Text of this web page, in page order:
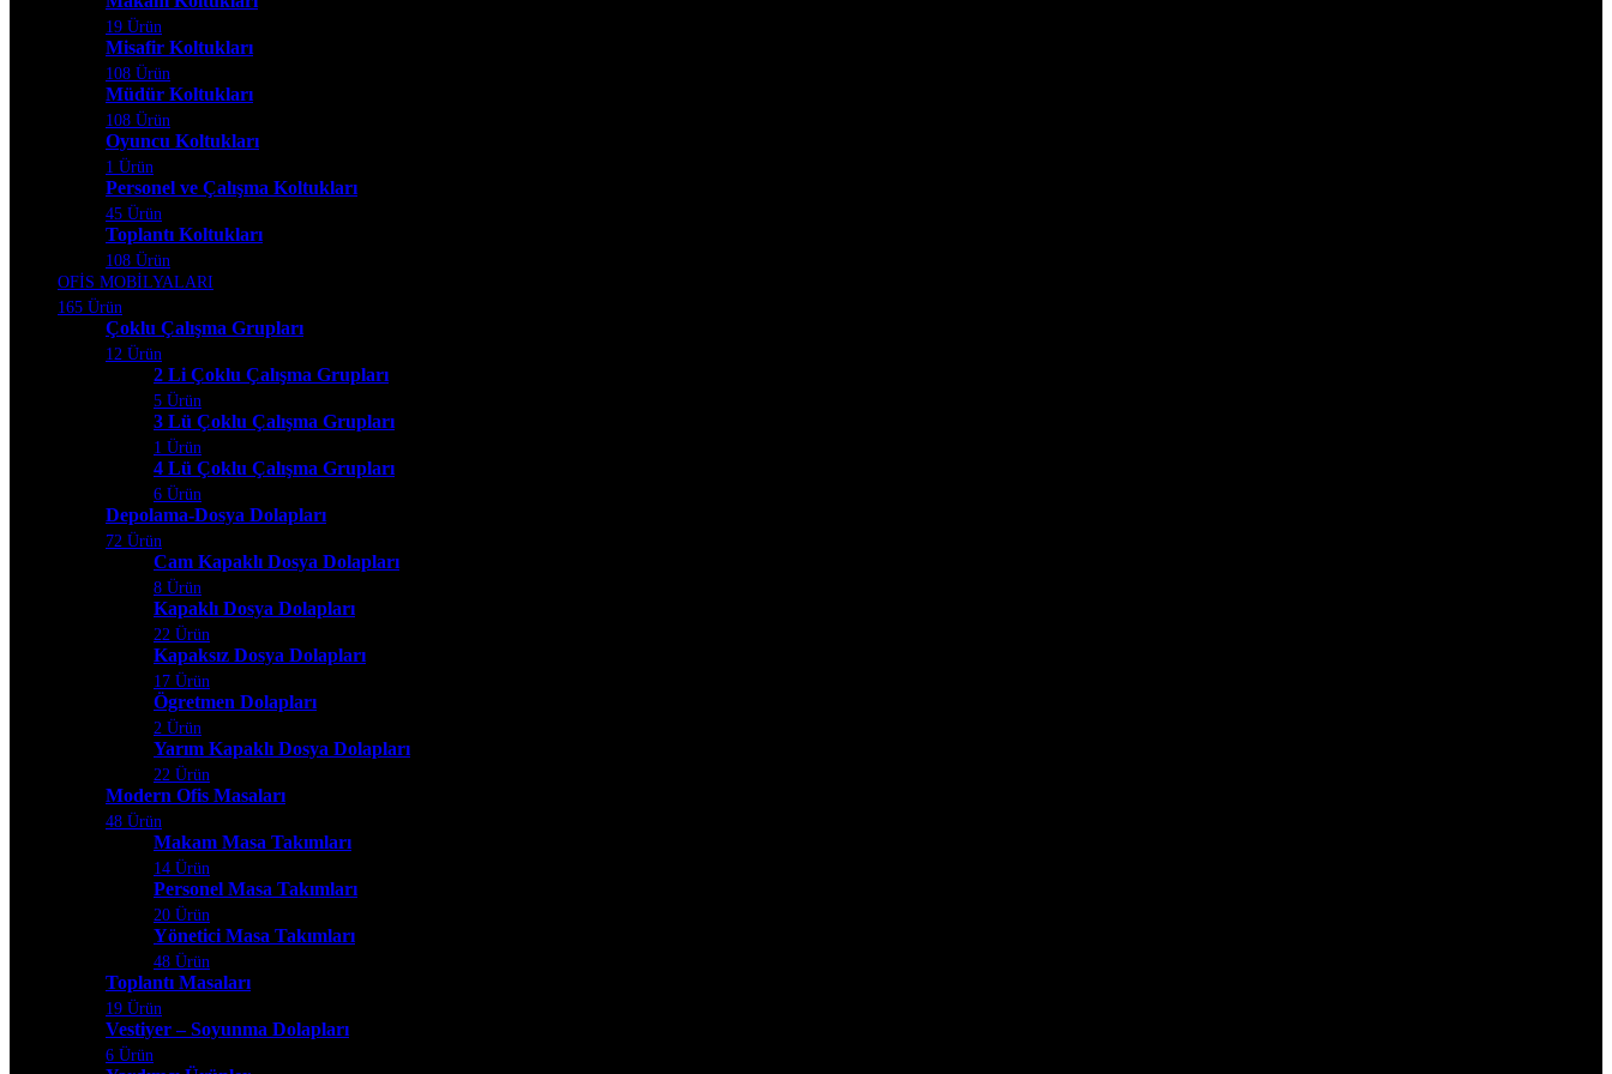
19 Ürün
Misafir Koltukları
108 Ürün
Müdür Koltukları
108 Ürün
Oyuncu Koltukları
1 Ürün
Personel ve Çalışma Koltukları
45 Ürün
Toplantı Koltukları
108 Ürün
OFİS MOBİLYALARI
165 Ürün
Çoklu Çalışma Grupları
12 Ürün
2 Li Çoklu Çalışma Grupları
5 Ürün
3 Lü Çoklu Çalışma Grupları
1 Ürün
4 Lü Çoklu Çalışma Grupları
6 Ürün
Depolama-Dosya Dolapları
72 Ürün
Cam Kapaklı Dosya Dolapları
8 Ürün
Kapaklı Dosya Dolapları
22 Ürün
Kapaksız Dosya Dolapları
17 Ürün
Ögretmen Dolapları
2 Ürün
Yarım Kapaklı Dosya Dolapları
22 Ürün
Modern Ofis Masaları
48 Ürün
Makam Masa Takımları
14 Ürün
Personel Masa Takımları
20 Ürün
Yönetici Masa Takımları
48 Ürün
Toplantı Masaları
19 Ürün
Vestiyer – Soyunma Dolapları
6 Ürün